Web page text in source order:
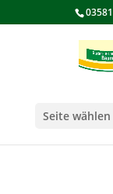
Seite wählen